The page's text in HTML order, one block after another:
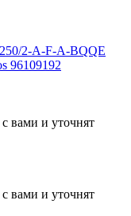
2-A-F-A-BQQE
96109192
вами и уточнят
вами и уточнят